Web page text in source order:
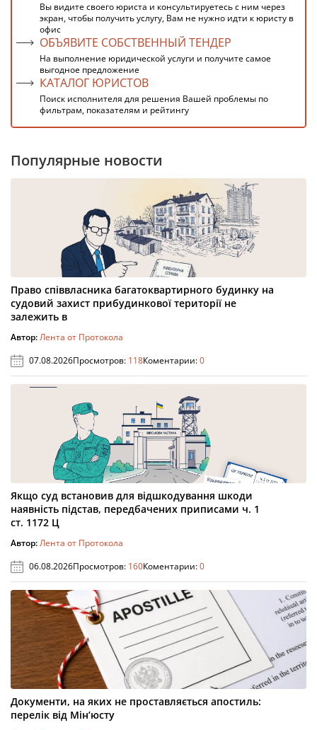
Вы видите своего юриста и консультируетесь с ним через
экран, чтобы получить услугу, Вам не нужно идти к юристу в
офис
ОБЪЯВИТЕ СОБСТВЕННЫЙ ТЕНДЕР
На выполнение юридической услуги и получите самое
выгодное предложение
КАТАЛОГ ЮРИСТОВ
Поиск исполнителя для решения Вашей проблемы по
фильтрам, показателям и рейтингу
Популярные новости
Право співвласника багатоквартирного будинку на
судовий захист прибудинкової території не
залежить в
Автор:Лента от Протокола
07.08.2026Просмотров: 118Коментарии:0
Якщо суд встановив для відшкодування шкоди
наявність підстав, передбачених приписами ч. 1
ст. 1172 Ц
Автор:Лента от Протокола
06.08.2026Просмотров: 160Коментарии:0
Документи, на яких не проставляється апостиль:
перелік від Мін’юсту